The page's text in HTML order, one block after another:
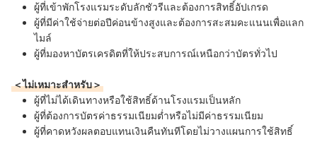
ผู้ที่เข้าพักโรงแรมระดับลักชัวรีและต้องการสิทธิ์อัปเกรด
ผู้ที่มีค่าใช้จ่ายต่อปีค่อนข้างสูงและต้องการสะสมคะแนนเพื่อแลก
ไมล์
ผู้ที่มองหาบัตรเครดิตที่ให้ประสบการณ์เหนือกว่าบัตรทั่วไป
＜ไม่เหมาะสำหรับ＞
ผู้ที่ไม่ได้เดินทางหรือใช้สิทธิ์ด้านโรงแรมเป็นหลัก
ผู้ที่ต้องการบัตรค่าธรรมเนียมต่ำหรือไม่มีค่าธรรมเนียม
ผู้ที่คาดหวังผลตอบแทนเงินคืนทันทีโดยไม่วางแผนการใช้สิทธิ์